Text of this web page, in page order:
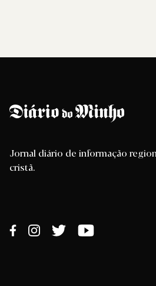
Jornal diário de informação
cristã.